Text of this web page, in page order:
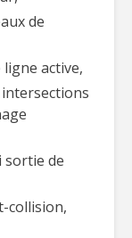
de
ligne active,
sortie de
collision,